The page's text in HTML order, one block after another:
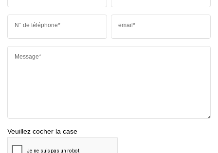
N° de téléphone* email*
Message*
Veuillez cocher la case